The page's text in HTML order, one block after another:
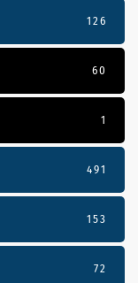
126
60
1
491
153
72